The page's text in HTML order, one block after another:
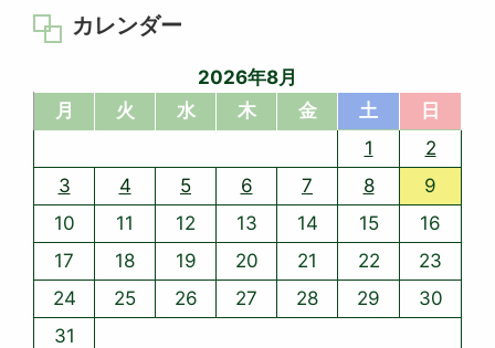
カレンダー
2026年8月
月
火 水 木 金 土
日
1
2
3
4 5 6 7 8
9
10
11 12 13 14 15
16
17
18 19 20 21 22
23
24
25 26 27 28 29
30
31